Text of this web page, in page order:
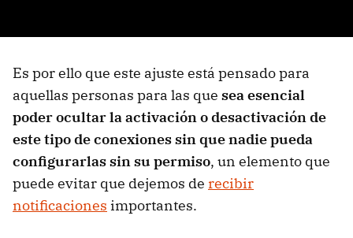
Es por ello que este ajuste está pensado para
aquellas personas para las que sea esencial
poder ocultar la activación o desactivación de
este tipo de conexiones sin que nadie pueda
configurarlas sin su permiso, un elemento que
puede evitar que dejemos de recibir
notificaciones importantes.